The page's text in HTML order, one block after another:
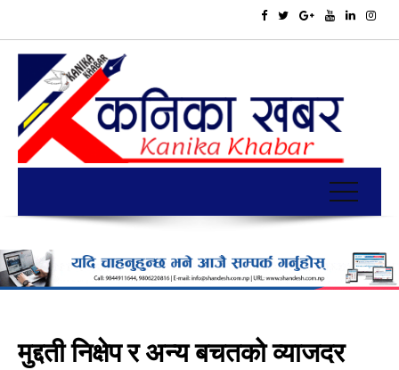
मुद्दती निक्षेप र अन्य बचतको व्याजदर